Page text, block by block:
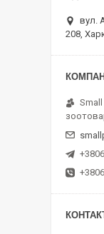
вул.
208,
Small